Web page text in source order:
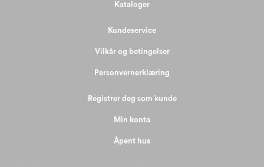
Kataloger
Kundeservice
Vilkår og betingelser
Personvernerklæring
Registrer deg som kunde
Min konto
Åpent hus